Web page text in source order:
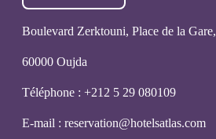
Boulevard Zerktouni, Place de la Gare,
60000 Oujda
Téléphone : +212 5 29 080109
E-mail : reservation@hotelsatlas.com